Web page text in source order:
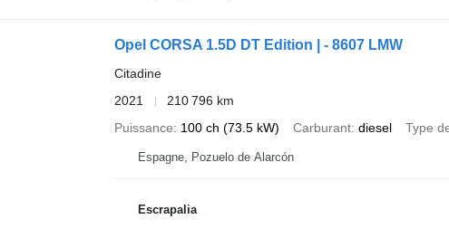
Opel CORSA 1.5D DT Edition | - 8607 LMW
Citadine
2021
210 796 km
Puissance
100 ch (73.5 kW) Carburant diesel Type
Espagne, Pozuelo de Alarcón
Escrapalia